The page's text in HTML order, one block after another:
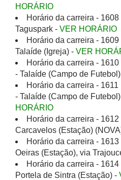
HORÁRIO
Horário da carreira -
Taguspark - VER HORÁRIO
Horário da carreira -
Talaíde (Igreja) - VER
Horário da carreira -
- Talaíde (Campo de
Horário da carreira -
- Talaíde (Campo de
HORÁRIO
Horário da carreira -
Carcavelos (Estação)
Horário da carreira -
Oeiras (Estação), via
Horário da carreira -
Portela de Sintra (Estação) -